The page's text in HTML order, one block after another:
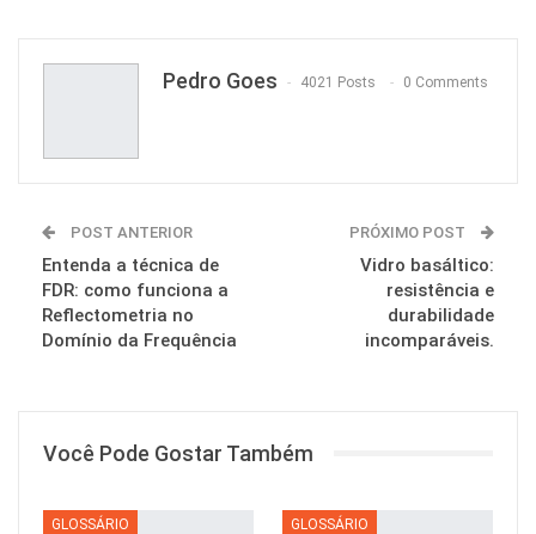
Pedro Goes 4021 Posts 0 Comments
POST ANTERIOR
Entenda a técnica de
FDR: como funciona a
Reflectometria no
Domínio da Frequência
PRÓXIMO POST
Vidro basáltico:
resistência e
durabilidade
incomparáveis.
Você Pode Gostar Também
GLOSSÁRIO GLOSSÁRIO